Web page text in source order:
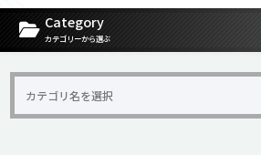
[carousel-horizontal-posts-
Category
カテゴリーから選ぶ